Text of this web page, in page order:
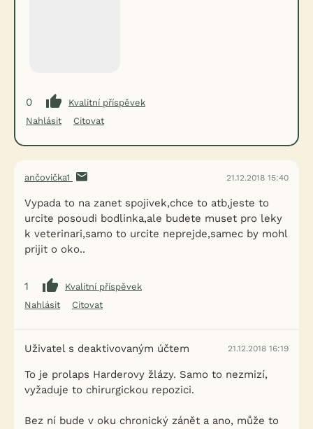
0
Kvalitní příspěvek
Nahlásit
Citovat
ančovička1 21.12.2018 15:40
Vypada to na zanet spojivek,chce to atb,jeste to
urcite posoudi bodlinka,ale budete muset pro leky
k veterinari,samo to urcite neprejde,samec by mohl
prijit o oko..
1
Kvalitní příspěvek
Nahlásit
Citovat
Uživatel s deaktivovaným účtem 21.12.2018 16:19
To je prolaps Harderovy žlázy. Samo to nezmizí,
vyžaduje to chirurgickou repozici.
Bez ní bude v oku chronický zánět a ano, může to